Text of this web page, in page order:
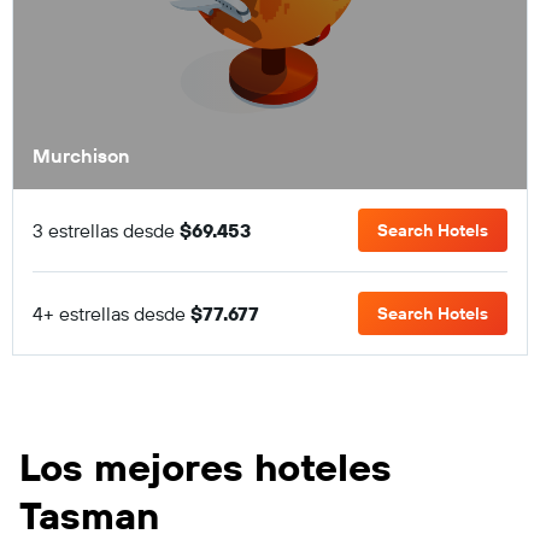
Murchison
3 estrellas desde $69.453 Search Hotels
4+ estrellas desde $77.677 Search Hotels
Los mejores hoteles
Tasman